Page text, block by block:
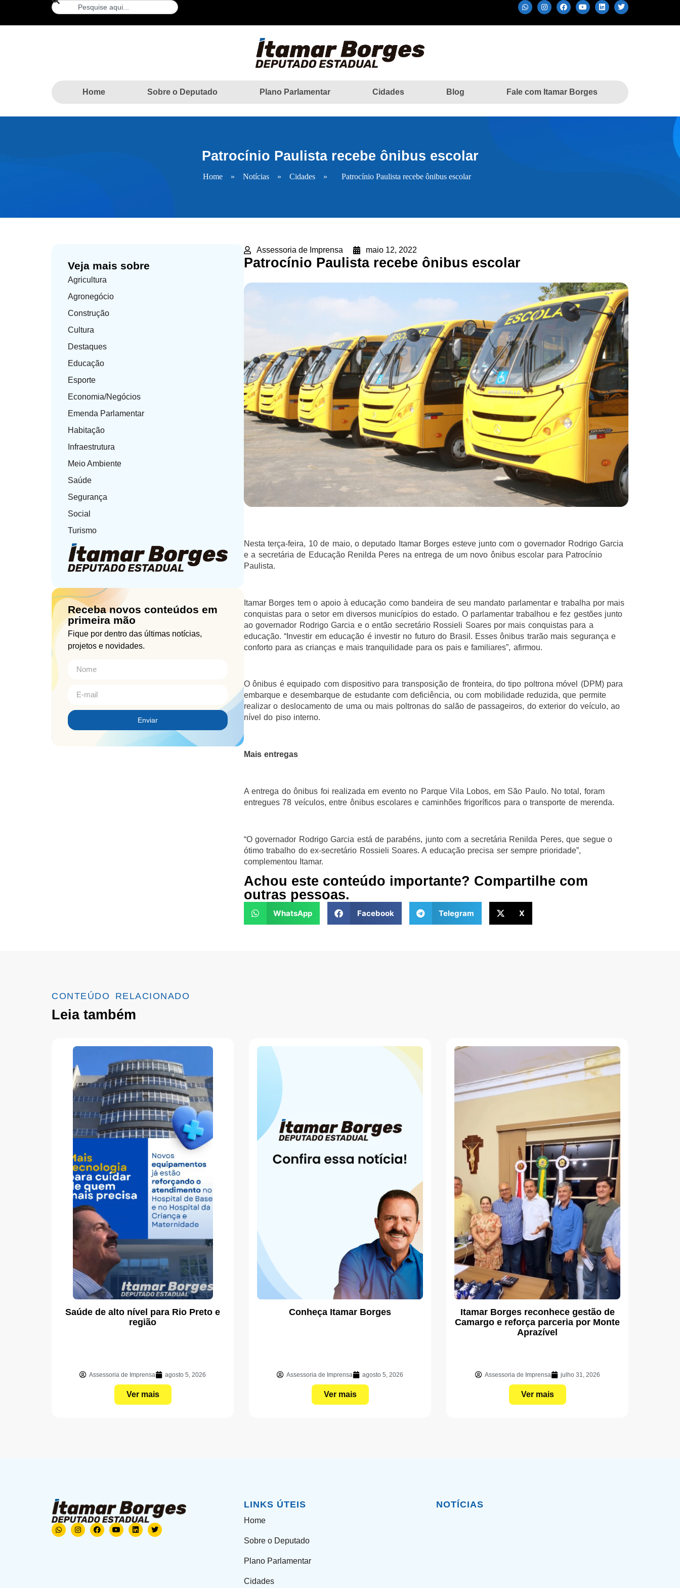
Home Sobre o Deputado Plano Parlamentar Cidades Blog Fale com Itamar Borges
Patrocínio Paulista recebe ônibus escolar
Home » Notícias » Cidades » Patrocínio Paulista recebe ônibus escolar
Veja mais sobre
Agricultura
Agronegócio
Construção
Cultura
Destaques
Educação
Esporte
Economia/Negócios
Emenda Parlamentar
Habitação
Infraestrutura
Meio Ambiente
Saúde
Segurança
Social
Turismo
Receba novos conteúdos em
primeira mão
Fique por dentro das últimas notícias,
projetos e novidades.
Enviar
Assessoria de Imprensa maio 12, 2022
Patrocínio Paulista recebe ônibus escolar
Nesta terça-feira, 10 de maio, o deputado Itamar Borges esteve junto com o governador Rodrigo Garcia
e a secretária de Educação Renilda Peres na entrega de um novo ônibus escolar para Patrocínio
Paulista.
Itamar Borges tem o apoio à educação como bandeira de seu mandato parlamentar e trabalha por mais
conquistas para o setor em diversos municípios do estado. O parlamentar trabalhou e fez gestões junto
ao governador Rodrigo Garcia e o então secretário Rossieli Soares por mais conquistas para a
educação. “Investir em educação é investir no futuro do Brasil. Esses ônibus trarão mais segurança e
conforto para as crianças e mais tranquilidade para os pais e familiares”, afirmou.
O ônibus é equipado com dispositivo para transposição de fronteira, do tipo poltrona móvel (DPM) para
embarque e desembarque de estudante com deficiência, ou com mobilidade reduzida, que permite
realizar o deslocamento de uma ou mais poltronas do salão de passageiros, do exterior do veículo, ao
nível do piso interno.
Mais entregas
A entrega do ônibus foi realizada em evento no Parque Vila Lobos, em São Paulo. No total, foram
entregues 78 veículos, entre ônibus escolares e caminhões frigoríficos para o transporte de merenda.
“O governador Rodrigo Garcia está de parabéns, junto com a secretária Renilda Peres, que segue o
ótimo trabalho do ex-secretário Rossieli Soares. A educação precisa ser sempre prioridade”,
complementou Itamar.
Achou este conteúdo importante? Compartilhe com
outras pessoas.
WhatsApp Facebook Telegram X
CONTEÚDO RELACIONADO
Leia também
Saúde de alto nível para Rio Preto e
região
Assessoria de Imprensa agosto 5, 2026
Ver mais
Conheça Itamar Borges
Assessoria de Imprensa agosto 5, 2026
Ver mais
Itamar Borges reconhece gestão de
Camargo e reforça parceria por Monte
Aprazível
Assessoria de Imprensa julho 31, 2026
Ver mais
LINKS ÚTEIS
Home
Sobre o Deputado
Plano Parlamentar
Cidades
NOTÍCIAS